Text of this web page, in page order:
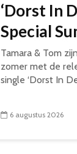
‘Dorst In
Special
Tamara & Tom
zomer met de
single ‘Dorst In
6 augustus 2026